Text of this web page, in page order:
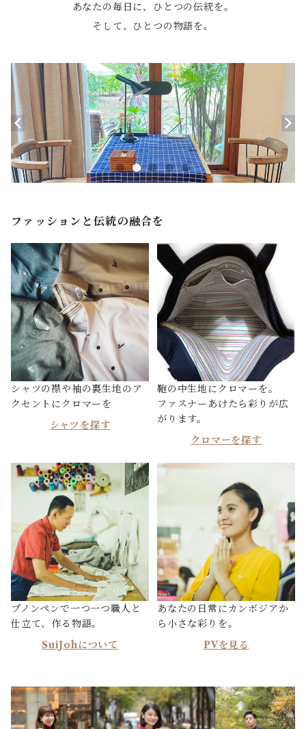
あなたの毎日に、ひとつの伝統を。
そして、ひとつの物語を。
ファッションと伝統の融合を
シャツの襟や袖の裏生地のア
クセントにクロマーを
シャツを探す
鞄の中生地にクロマーを。
ファスナーあけたら彩りが広
がります。
クロマーを探す
プノンペンで一つ一つ職人と
仕立て、作る物語。
SuiJohについて
あなたの日常にカンボジアか
ら小さな彩りを。
PVを見る